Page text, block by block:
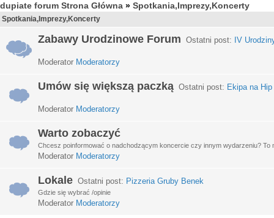
dupiate forum Strona Główna » Spotkania,Imprezy,Koncerty
Spotkania,Imprezy,Koncerty
Zabawy Urodzinowe Forum Ostatni post: IV
Moderator Moderatorzy
Umów się większą paczką Ostatni post: Ekipa na
Moderator Moderatorzy
Warto zobaczyć
Chcesz poinformować o nadchodzącym koncercie czy innym wydarzeniu? To
Moderator Moderatorzy
Lokale Ostatni post: Pizzeria Gruby Benek
Gdzie się wybrać /opinie
Moderator Moderatorzy